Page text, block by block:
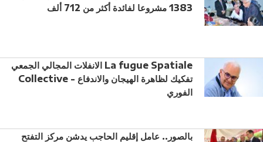
1383 مشروعا لفائدة أكثر من 712 ألف
الانفلات المجالي الجمعي La fugue Spatiale
Collective - تفكيك لظاهرة الهيجان والاندفاع
الفوري
بالصور.. عامل إقليم الحاجب يدشن مركز التفتح